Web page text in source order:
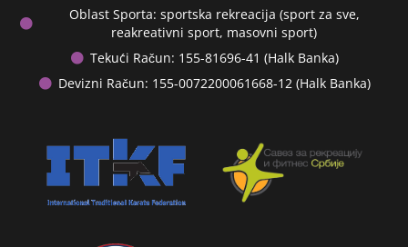
Oblast Sporta: sportska rekreacija (sport za sve,
reakreativni sport, masovni sport)
Tekući Račun: 155-81696-41 (Halk Banka)
Devizni Račun: 155-0072200061668-12 (Halk Banka)